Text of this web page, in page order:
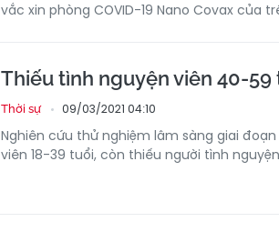
vắc xin phòng COVID-19 Nano Covax của
Thiếu tình nguyện viên 40-
Thời sự 09/03/2021 04:10
Nghiên cứu thử nghiệm lâm sàng giai
viên 18-39 tuổi, còn thiếu người tình